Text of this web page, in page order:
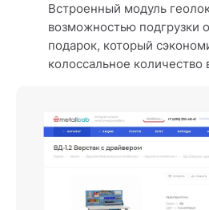
Встроенный модуль
возможностью подгрузки
подарок, который
колоссальное количество